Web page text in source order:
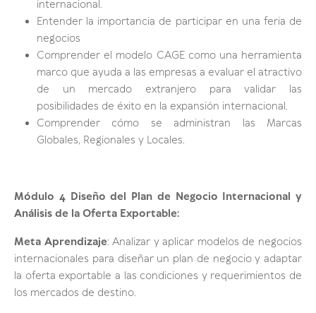
internacional.
Entender la importancia de participar en una feria de
negocios
Comprender el modelo CAGE como una herramienta
marco que ayuda a las empresas a evaluar el atractivo
de un mercado extranjero para validar las
posibilidades de éxito en la expansión internacional.
Comprender cómo se administran las Marcas
Globales, Regionales y Locales.
Módulo 4 Diseño del Plan de Negocio Internacional y
Análisis de la Oferta Exportable:
Meta Aprendizaje: Analizar y aplicar modelos de negocios
internacionales para diseñar un plan de negocio y adaptar
la oferta exportable a las condiciones y requerimientos de
los mercados de destino.